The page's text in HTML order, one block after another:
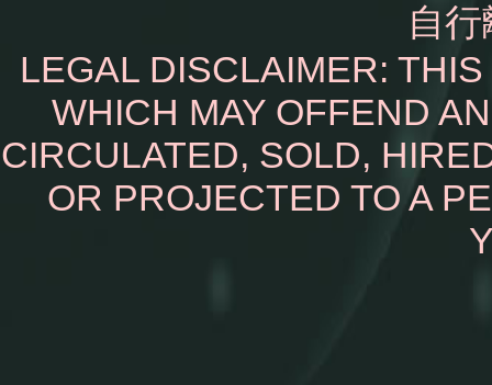
自
LEGAL DISCLAIMER:
WHICH MAY OFFEND
CIRCULATED, SOLD,
OR PROJECTED TO A